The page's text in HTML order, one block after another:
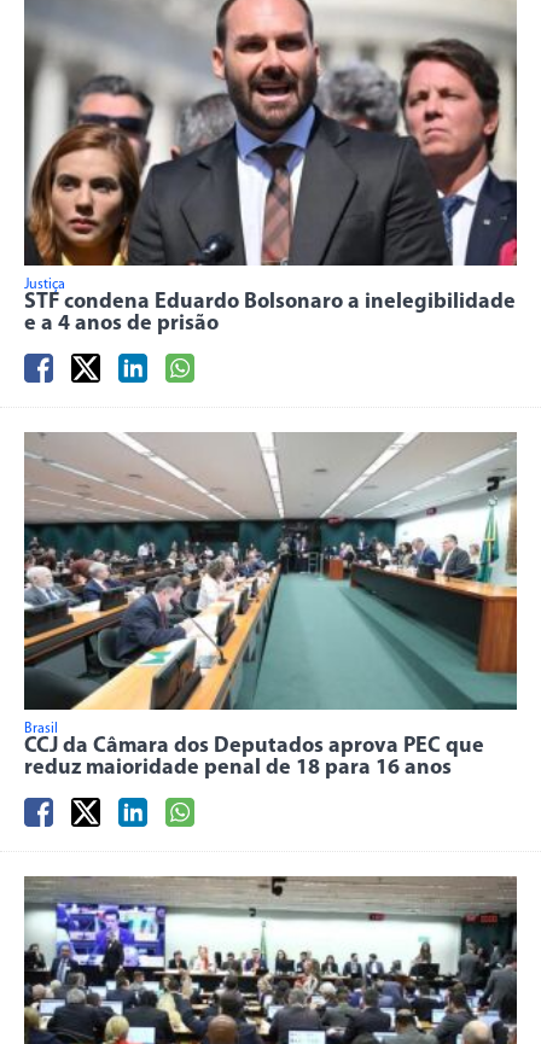
Justiça
STF condena Eduardo Bolsonaro a inelegibilidade
e a 4 anos de prisão
Brasil
CCJ da Câmara dos Deputados aprova PEC que
reduz maioridade penal de 18 para 16 anos